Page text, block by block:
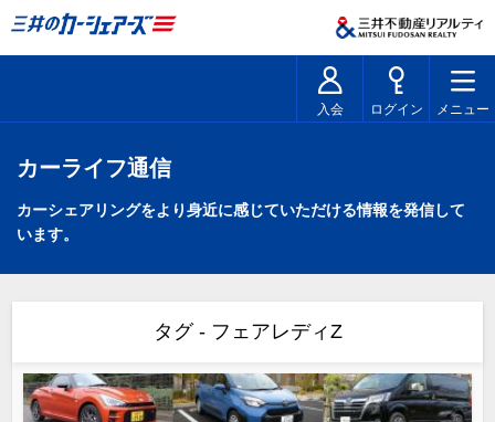
入会 ログイン メニュー
カーライフ通信
カーシェアリングをより身近に感じていただける情報を発信して
います。
タグ - フェアレディZ